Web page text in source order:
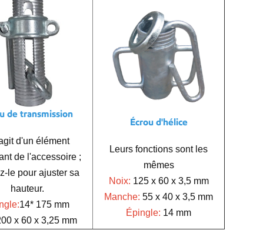
de transmission
d'un élément
de l'accessoire ;
le pour ajuster sa
hauteur.
14* 175 mm
x 60 x 3,25 mm
Écrou d'hélice
Leurs fonctions sont les
mêmes
Noix: 125 x 60 x 3,5 mm
Manche: 55 x 40 x 3,5 mm
Épingle: 14 mm